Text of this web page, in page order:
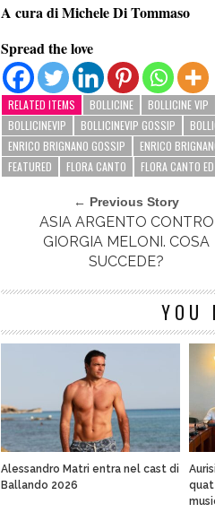
A cura di Michele Di Tommaso
Spread the love
RELATED ITEMS BOLLICINE BOLLICINE VIP
BOLLICINEVIP
BOLLICINEVIP GOSSIP
ENRICO BRIGNANO GOSSIP
ENRICO
FEATURED
FLORA CANTO FLORA CANTO
← Previous Story
ASIA ARGENTO CONTRO
GIORGIA MELONI. COSA
SUCCEDE?
YOU
Alessandro Matri entra nel cast di
Ballando 2026